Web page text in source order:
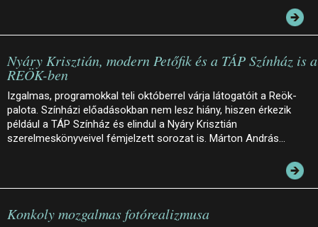
Nyáry Krisztián, modern Petőfik és a TÁP Színház is a
REÖK-ben
Izgalmas, programokkal teli októberrel várja látogatóit a Reök-
palota. Színházi előadásokban nem lesz hiány, hiszen érkezik
például a TÁP Színház és elindul a Nyáry Krisztián
szerelmeskönyveivel fémjelzett sorozat is. Márton András…
Konkoly mozgalmas fotórealizmusa